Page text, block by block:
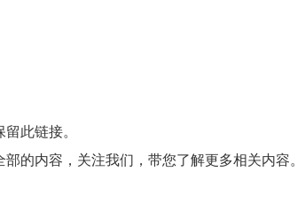
留此链接。
部的内容，关注我们，带您了解更多相关内容。